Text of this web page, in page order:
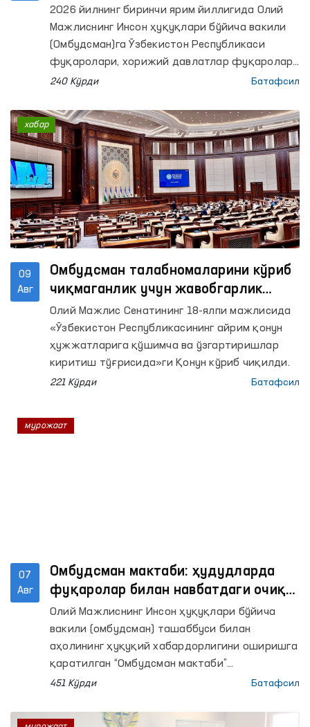
тушган мурожаатлар ва уларни
кўриб чиқиш натижалари ҳамда
амалга оширилган мониторинг
ташрифларига
бағишланган БРИФИНГ
2026 йилнинг биринчи ярим йиллигида Олий
Мажлиснинг Инсон ҳуқуқлари бўйича вакили
(Омбудсман)га Ўзбекистон Республикаси
фуқаролари, хорижий давлатлар фуқаролари
ва омбудсманлари, фуқаролиги бўлмаган
юридик шахслардан жами 10 468 та
мурожаат келиб тушди. Уларнинг 12 таси
белгиланган тартибда аноним деб топилди.
240 Кўрди Батафсил
09
Авг
Омбудсман талабномаларини кўриб
чиқмаганлик учун жавобгарлик
белгиланмоқда
Олий Мажлис Сенатининг 18-ялпи мажлисида
«Ўзбекистон Республикасининг айрим қонун
ҳужжатларига қўшимча ва ўзгартиришлар
киритиш тўғрисида»ги Қонун кўриб чиқилди.
221 Кўрди Батафсил
хабар
07
Авг
Омбудсман мактаби: ҳудудларда
фуқаролар билан навбатдаги очиқ
мулоқотлар ўтказилди
Олий Мажлиснинг Инсон ҳуқуқлари бўйича
вакили (омбудсман) ташаббуси билан
аҳолининг ҳуқуқий хабардорлигини оширишга
қаратилган “Омбудсман мактаби”
платформаси доирасида ҳудудларда аҳоли
451 Кўрди Батафсил
мурожаат